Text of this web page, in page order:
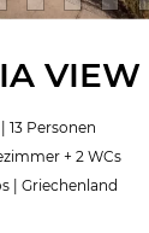
VIEW
13 Personen
+ 2 WCs
| Griechenland